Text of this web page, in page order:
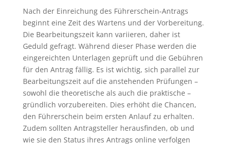
Nach der Einreichung des Führerschein-Antrags
beginnt eine Zeit des Wartens und der Vorbereitung.
Die Bearbeitungszeit kann variieren, daher ist
Geduld gefragt. Während dieser Phase werden die
eingereichten Unterlagen geprüft und die Gebühren
für den Antrag fällig. Es ist wichtig, sich parallel zur
Bearbeitungszeit auf die anstehenden Prüfungen –
sowohl die theoretische als auch die praktische –
gründlich vorzubereiten. Dies erhöht die Chancen,
den Führerschein beim ersten Anlauf zu erhalten.
Zudem sollten Antragsteller herausfinden, ob und
wie sie den Status ihres Antrags online verfolgen